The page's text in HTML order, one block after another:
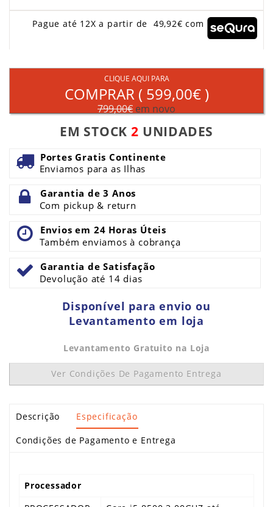
Pague até 12X a partir de 49,92€ com
CLIQUE AQUI PARA
COMPRAR ( 599,00€)
799,00€ em novo
EM STOCK2 UNIDADES
Portes Gratis Continente
Enviamos para as Ilhas
Garantia de 3 Anos
Com pickup & return
Envios em 24 Horas Úteis
Também enviamos à cobrança
Garantia de Satisfação
Devolução até 14 dias
Disponível para envio ou
Levantamento em loja
Levantamento Gratuito na Loja
Ver Condições De Pagamento Entrega
Descrição Especificação
Condições de Pagamento e Entrega
Processador